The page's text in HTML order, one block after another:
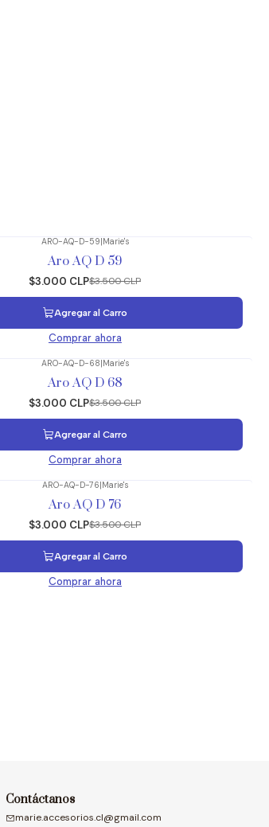
ARO-AQ-D-59 Marie's
Aro AQ D 59
$3.000 CLP$3.500 CLP
Agregar al Carro
Comprar ahora
ARO-AQ-D-68 Marie's
Aro AQ D 68
$3.000 CLP$3.500 CLP
Agregar al Carro
Comprar ahora
ARO-AQ-D-76 Marie's
Aro AQ D 76
$3.000 CLP$3.500 CLP
Agregar al Carro
Comprar ahora
Contáctanos
marie.accesorios.cl@gmail.com